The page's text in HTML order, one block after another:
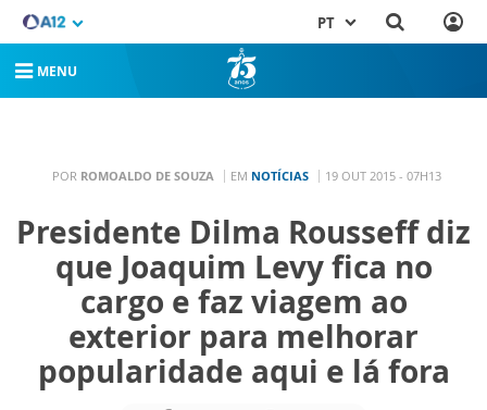
PT
MENU
POR ROMOALDO DE SOUZA EM NOTÍCIAS 19 OUT 2015 - 07H13
Presidente Dilma Rousseff diz
que Joaquim Levy fica no
cargo e faz viagem ao
exterior para melhorar
popularidade aqui e lá fora